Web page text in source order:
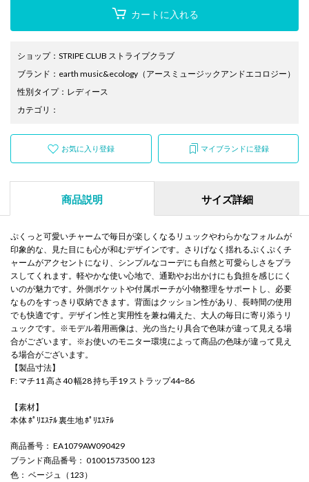
カートに入れる
ショップ： STRIPE CLUB ストライプクラブ
ブランド ： earth music&ecology （アースミュージックアンドエコロジー）
性別タイプ： レディース
カテゴリ ：
お気に入り登録 マイブランドに登録
商品説明 サイズ詳細
ぷくっと可愛いチャームで毎日が楽しくなるリュックやわらかなフォルムが
印象的な、見た目にも心が和むデザインです。さりげなく揺れるぷくぷくチ
ャームがアクセントになり、シンプルなコーデにも自然と可愛らしさをプラ
スしてくれます。軽やかな使い心地で、通勤やお出かけにも負担を感じにく
いのが魅力です。外側ポケットや付属ポーチが小物整理をサポートし、必要
なものをすっきり収納できます。背面はクッション性があり、長時間の使用
でも快適です。デザイン性と実用性を兼ね備えた、大人の毎日に寄り添うリ
ュックです。※モデル着用画像は、光の当たり具合で色味が違って見える場
合がございます。※お使いのモニター環境によって商品の色味が違って見え
る場合がございます。
【製品寸法】
F: マチ11 高さ40 幅28 持ち手19 ストラップ44~86
【素材】
本体 ﾎﾟﾘｴｽﾃﾙ 裏生地 ﾎﾟﾘｴｽﾃﾙ
商品番号 ： EA1079AW090429
ブランド商品番号 ： 01001573500 123
色 ： ベージュ（123）